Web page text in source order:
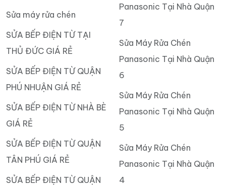
Sửa máy rửa chén
SỬA BẾP ĐIỆN TỪ TẠI
THỦ ĐỨC GIÁ RẺ
SỬA BẾP ĐIỆN TỪ QUẬN
PHÚ NHUẬN GIÁ RẺ
SỬA BẾP ĐIỆN TỪ NHÀ BÈ
GIÁ RẺ
SỬA BẾP ĐIỆN TỪ QUẬN
TÂN PHÚ GIÁ RẺ
SỬA BẾP ĐIỆN TỪ QUẬN
Panasonic Tại Nhà Quận
7
Sửa Máy Rửa Chén
Panasonic Tại Nhà Quận
6
Sửa Máy Rửa Chén
Panasonic Tại Nhà Quận
5
Sửa Máy Rửa Chén
Panasonic Tại Nhà Quận
4